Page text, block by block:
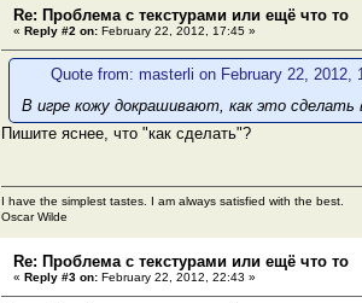
Re: Проблема с текстурами или ещё что то
« Reply #2 on: February 22, 2012, 17:45 »
Quote from: masterli on February 22, 2012,
В игре кожу докрашивают, как это сделать
Пишите яснее, что "как сделать"?
I have the simplest tastes. I am always satisfied with the best.
Oscar Wilde
Re: Проблема с текстурами или ещё что то
« Reply #3 on: February 22, 2012, 22:43 »